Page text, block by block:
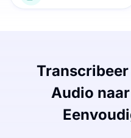
Audio